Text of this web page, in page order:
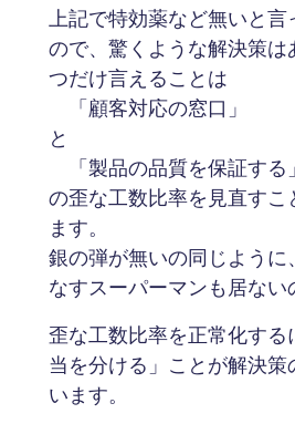
上記で特効薬など無いと
ので、驚くような解決策
つだけ言えることは
「顧客対応の窓口」
と
「製品の品質を保証する」
の歪な工数比率を見直す
ます。
銀の弾が無いの同じように
なすスーパーマンも居ない
歪な工数比率を正常化する
当を分ける」ことが解決策
います。